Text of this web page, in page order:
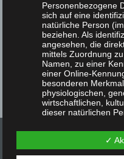
Personenbezogene
sich auf eine
natürliche Person
beziehen. Als
angesehen, die
mittels Zuordnung
Namen, zu einer
einer Online-
besonderen
physiologischen,
wirtschaftlichen,
dieser natürlichen
✓